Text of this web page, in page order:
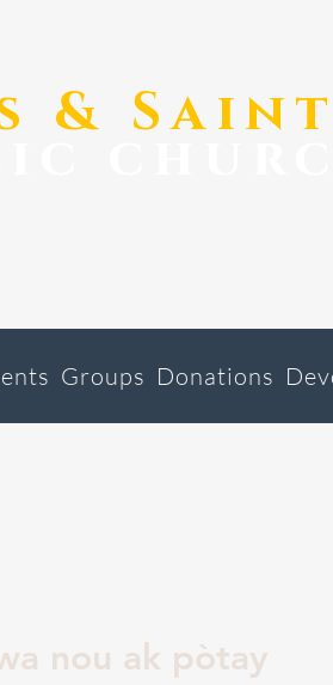
&
nou ak pòtay
Groups Donations